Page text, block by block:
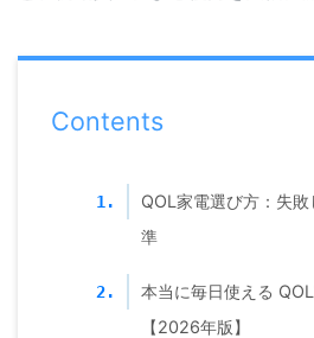
Contents
1.
QOL家電選び方：失
準
2.
本当に毎日使える
【2026年版】